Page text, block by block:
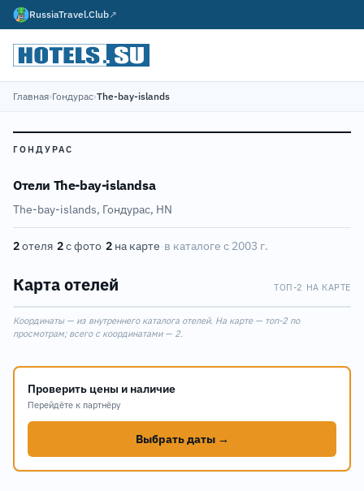
RussiaTravel.Club↗
Главная›Гондурас›The-bay-islands
ГОНДУРАС
Отели The-bay-islandsа
The-bay-islands, Гондурас, HN
2отеля·2с фото·2 на карте·в каталоге с 2003 г.
Карта отелей ТОП-2 НА КАРТЕ
1
2
+
Координаты — из внутреннего каталога отелей. На карте — топ-2 по
просмотрам; всего с координатами — 2.
Проверить цены и наличие
Перейдёте к партнёру
Выбрать даты →